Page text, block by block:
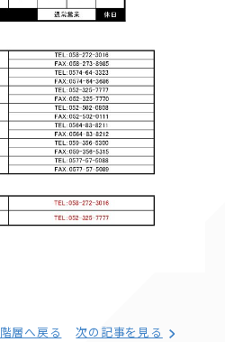
階層へ戻る 次の記事を見る